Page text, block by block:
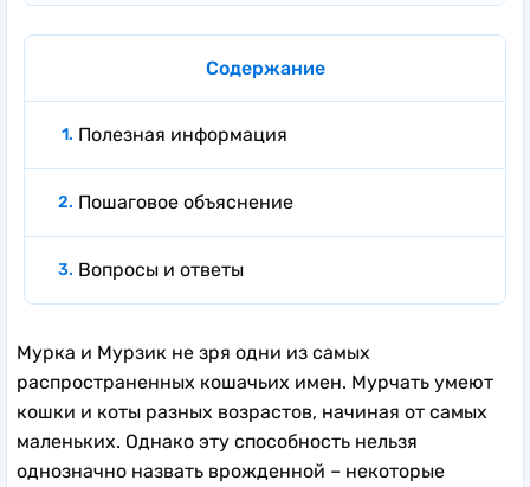
Содержание
Полезная информация
Пошаговое объяснение
Вопросы и ответы
Мурка и Мурзик не зря одни из самых
распространенных кошачьих имен. Мурчать умеют
кошки и коты разных возрастов, начиная от самых
маленьких. Однако эту способность нельзя
однозначно назвать врожденной – некоторые